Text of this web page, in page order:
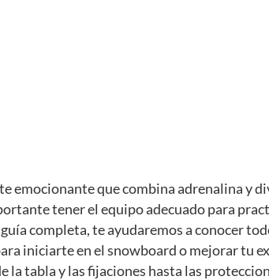
emocionante que combina adrenalina y
tener el equipo adecuado para
completa, te ayudaremos a conocer
iniciarte en el snowboard o mejorar tu
la tabla y las fijaciones hasta las